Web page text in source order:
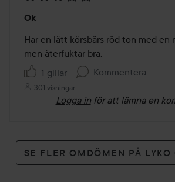
3
av
5
Ok
Har en lätt körsbärs röd ton med en
men återfuktar bra.
1 gillar
Kommentera
301 visningar
Logga in för att lämna en
SE FLER OMDÖMEN PÅ